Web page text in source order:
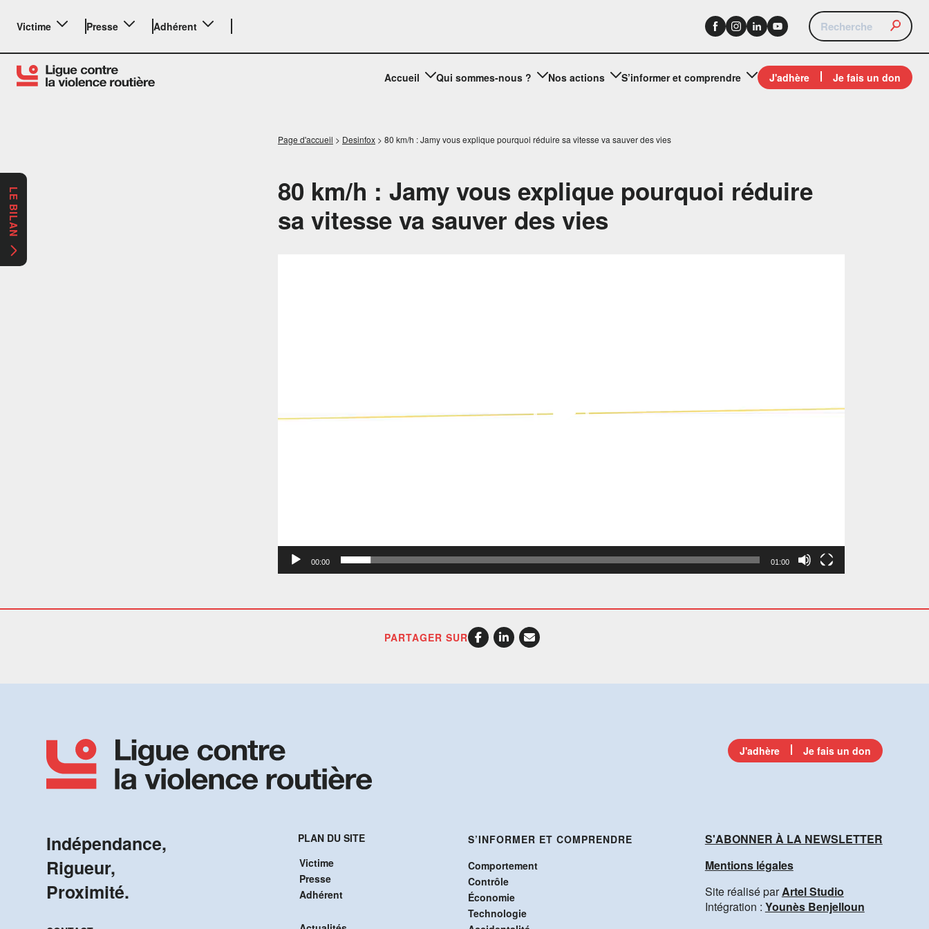
Victime Presse Adhérent
Accueil Qui sommes-nous ? Nos actions S’informer et comprendre J'adhère Je fais un don
Page d'accueil > Desinfox > 80 km/h : Jamy vous explique pourquoi réduire sa vitesse va sauver des vies
80 km/h : Jamy vous explique pourquoi réduire
sa vitesse va sauver des vies
00:00 01:00
PARTAGER SUR
J'adhère Je fais un don
Indépendance,
Rigueur,
Proximité.
PLAN DU SITE
Victime
Presse
Adhérent
S’INFORMER ET COMPRENDRE
Comportement
Contrôle
Économie
Technologie
S'ABONNER À LA NEWSLETTER
Mentions légales
Site réalisé parArtel Studio
Intégration : Younès Benjelloun
LE BILAN